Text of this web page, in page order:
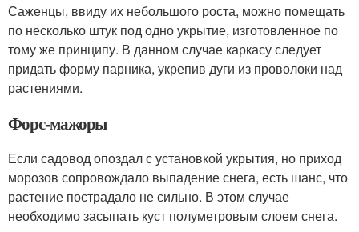
Саженцы, ввиду их небольшого роста, можно помещать
по несколько штук под одно укрытие, изготовленное по
тому же принципу. В данном случае каркасу следует
придать форму парника, укрепив дуги из проволоки над
растениями.
Форс-мажоры
Если садовод опоздал с установкой укрытия, но приход
морозов сопровождало выпадение снега, есть шанс, что
растение пострадало не сильно. В этом случае
необходимо засыпать куст полуметровым слоем снега.